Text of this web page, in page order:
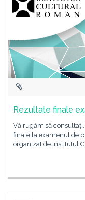
Rezultate finale
Vă rugăm să
finale la examenul de
organizat de Institutul